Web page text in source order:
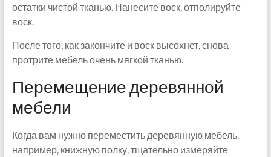
остатки чистой тканью. Нанесите воск, отполируйте
воск.
После того, как закончите и воск высохнет, снова
протрите мебель очень мягкой тканью.
Перемещение деревянной
мебели
Когда вам нужно переместить деревянную мебель,
например, книжную полку, тщательно измеряйте